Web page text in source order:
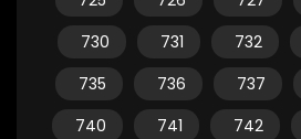
730
731 732
735
736 737
740
741 742